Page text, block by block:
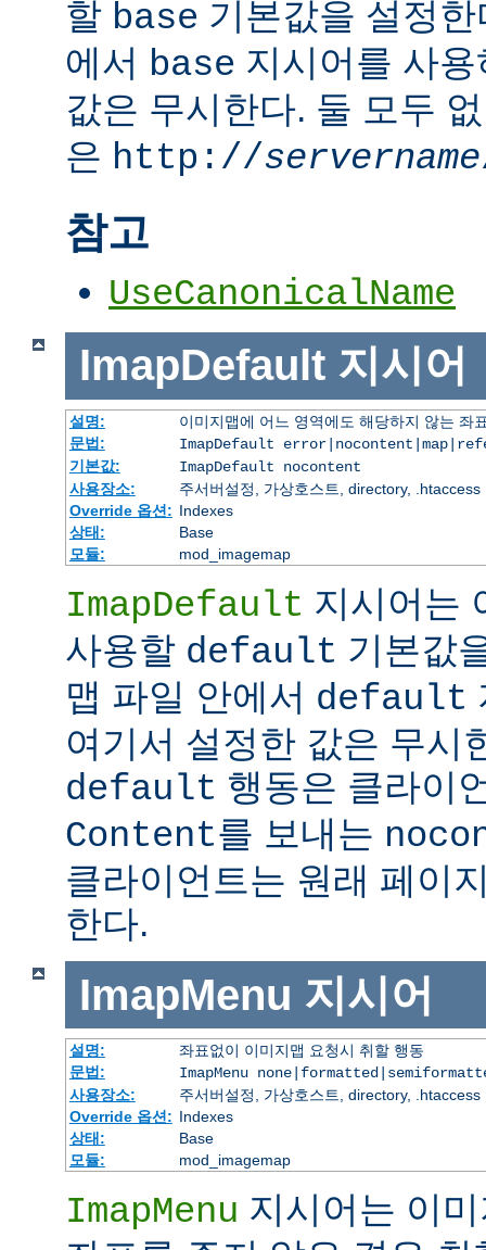
할 base 기본값을 설정
에서 base 지시어를 사
값은 무시한다. 둘 모두
은 http://servername
참고
UseCanonicalName
ImapDefault 지시어
설명:
이미지맵에 어느 영역에도 해당하지 않는 좌
문법:
ImapDefault
기본값:
ImapDefault nocontent
사용장소:
주서버설정, 가상호스트, directory, .htaccess
Override 옵션: Indexes
상태:
Base
모듈:
mod_imagemap
ImapDefault 지시어는
사용할 default 기본값
맵 파일 안에서 default
여기서 설정한 값은 무시
default 행동은 클라이
Content를 보내는
클라이언트는 원래 페이
한다.
ImapMenu 지시어
설명:
좌표없이 이미지맵 요청시 취할 행동
문법:
ImapMenu
사용장소:
주서버설정, 가상호스트, directory, .htaccess
Override 옵션: Indexes
상태:
Base
모듈:
mod_imagemap
ImapMenu 지시어는 이